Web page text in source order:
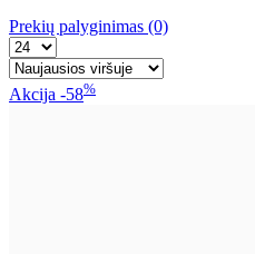
Prekių palyginimas (0)
Akcija -58%